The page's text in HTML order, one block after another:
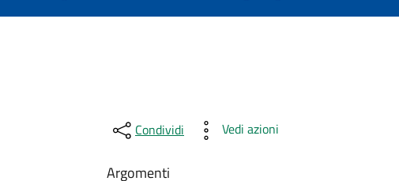
Condividi Vedi azioni
Argomenti